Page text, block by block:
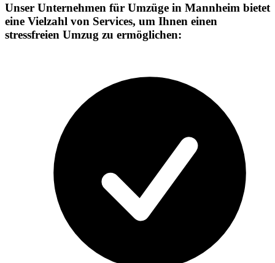
Unser Unternehmen für Umzüge in Mannheim bietet
eine Vielzahl von Services, um Ihnen einen
stressfreien Umzug zu ermöglichen: